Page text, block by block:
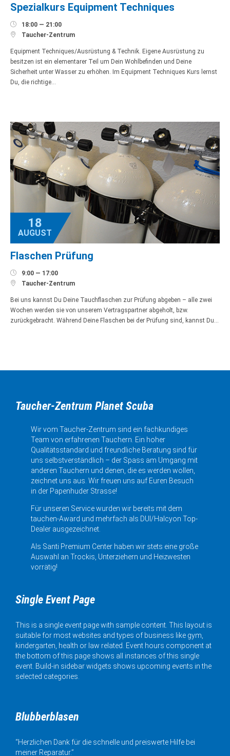
Spezialkurs Equipment Techniques
 18:00 — 21:00
 Taucher-Zentrum
Equipment Techniques/Ausrüstung & Technik. Eigene Ausrüstung zu
besitzen ist ein elementarer Teil um Dein Wohlbefinden und Deine
Sicherheit unter Wasser zu erhöhen. Im Equipment Techniques Kurs lernst
Du, die richtige…
18
AUGUST
Flaschen Prüfung
 9:00 — 17:00
 Taucher-Zentrum
Bei uns kannst Du Deine Tauchflaschen zur Prüfung abgeben – alle zwei
Wochen werden sie von unserem Vertragspartner abgeholt, bzw.
zurückgebracht. Während Deine Flaschen bei der Prüfung sind, kannst Du…
Taucher-Zentrum Planet Scuba
Wir vom Taucher-Zentrum sind ein fachkundiges
Team von erfahrenen Tauchern. Ein hoher
Qualitätsstandard und freundliche Beratung sind für
uns selbstverständlich – der Spass am Umgang mit
anderen Tauchern und denen, die es werden wollen,
zeichnet uns aus. Wir freuen uns auf Euren Besuch
in der Papenhuder Strasse!
Für unseren Service wurden wir bereits mit dem
tauchen-Award und mehrfach als DUI/Halcyon Top-
Dealer ausgezeichnet.
Als Santi Premium Center haben wir stets eine große
Auswahl an Trockis, Unterziehern und Heizwesten
vorrätig!
Single Event Page
This is a single event page with sample content. This layout is
suitable for most websites and types of business like gym,
kindergarten, health or law related. Event hours component at
the bottom of this page shows all instances of this single
event. Build-in sidebar widgets shows upcoming events in the
selected categories.
Blubberblasen
“Herzlichen Dank für die schnelle und preiswerte Hilfe bei
meiner Reparatur.”